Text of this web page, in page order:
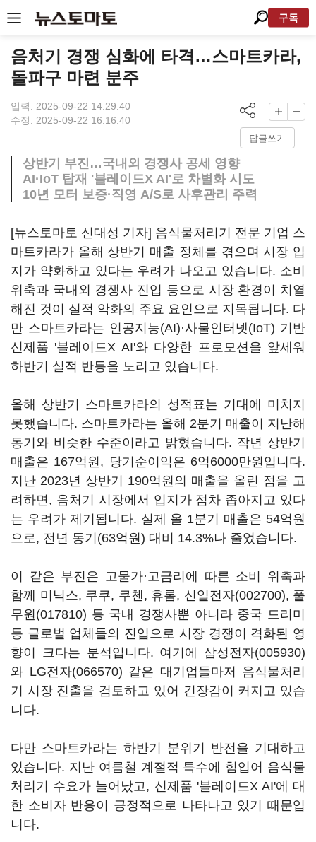
구독
음처기 경쟁 심화에 타격…스마트카라,
돌파구 마련 분주
입력: 2025-09-22 14:29:40
수정: 2025-09-22 16:16:40
답글쓰기
상반기 부진…국내외 경쟁사 공세 영향
AI·IoT 탑재 '블레이드X AI'로 차별화 시도
10년 모터 보증·직영 A/S로 사후관리 주력
[뉴스토마토 신대성 기자] 음식물처리기 전문 기업 스
마트카라가 올해 상반기 매출 정체를 겪으며 시장 입
지가 약화하고 있다는 우려가 나오고 있습니다. 소비
위축과 국내외 경쟁사 진입 등으로 시장 환경이 치열
해진 것이 실적 악화의 주요 요인으로 지목됩니다. 다
만 스마트카라는 인공지능(AI)·사물인터넷(IoT) 기반
신제품 '블레이드X AI'와 다양한 프로모션을 앞세워
하반기 실적 반등을 노리고 있습니다.
올해 상반기 스마트카라의 성적표는 기대에 미치지
못했습니다. 스마트카라는 올해 2분기 매출이 지난해
동기와 비슷한 수준이라고 밝혔습니다. 작년 상반기
매출은 167억원, 당기순이익은 6억6000만원입니다.
지난 2023년 상반기 190억원의 매출을 올린 점을 고
려하면, 음처기 시장에서 입지가 점차 좁아지고 있다
는 우려가 제기됩니다. 실제 올 1분기 매출은 54억원
으로, 전년 동기(63억원) 대비 14.3%나 줄었습니다.
이 같은 부진은 고물가·고금리에 따른 소비 위축과
함께 미닉스, 쿠쿠, 쿠첸, 휴롬, 신일전자(002700), 풀
무원(017810) 등 국내 경쟁사뿐 아니라 중국 드리미
등 글로벌 업체들의 진입으로 시장 경쟁이 격화된 영
향이 크다는 분석입니다. 여기에 삼성전자(005930)
와 LG전자(066570) 같은 대기업들마저 음식물처리
기 시장 진출을 검토하고 있어 긴장감이 커지고 있습
니다.
다만 스마트카라는 하반기 분위기 반전을 기대하고
있습니다. 지난 여름철 계절적 특수에 힘입어 음식물
처리기 수요가 늘어났고, 신제품 '블레이드X AI'에 대
한 소비자 반응이 긍정적으로 나타나고 있기 때문입
니다.